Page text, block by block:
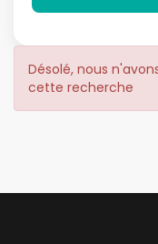
Désolé, nous
cette recherche